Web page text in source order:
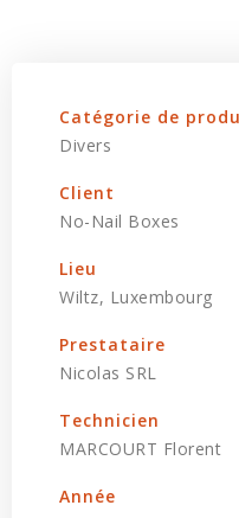
Catégorie de
Divers
Client
No-Nail Boxes
Lieu
Wiltz, Luxembourg
Prestataire
Nicolas SRL
Technicien
MARCOURT Florent
Année